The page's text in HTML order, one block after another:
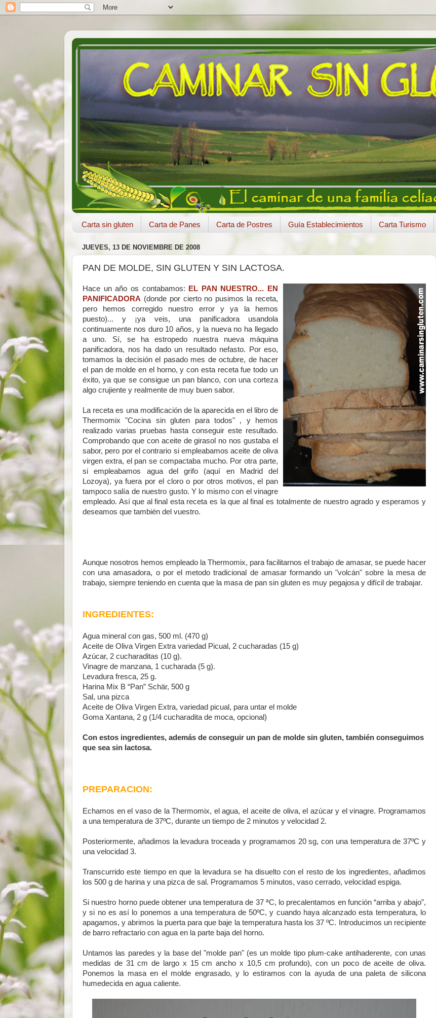
Carta sin gluten Carta de Panes Carta de Postres Guía Establecimientos Carta Turismo
JUEVES, 13 DE NOVIEMBRE DE 2008
PAN DE MOLDE, SIN GLUTEN Y SIN LACTOSA.
Hace un año os contabamos:
EL PAN NUESTRO... EN
PANIFICADORA (donde por cierto no pusimos la receta,
pero hemos corregido nuestro error y ya la hemos
puesto)... y ¡ya veis, una panificadora usandola
continuamente nos duro 10 años, y la nueva no ha llegado
a uno. Sí, se ha estropedo nuestra nueva máquina
panificadora, nos ha dado un resultado nefasto. Por eso,
tomamos la decisión el pasado mes de octubre, de hacer
el pan de molde en el horno, y con esta receta fue todo un
éxito, ya que se consigue un pan blanco, con una corteza
algo crujiente y realmente de muy buen sabor.
La receta es una modificación de la aparecida en el libro de
Thermomix "Cocina sin gluten para todos" , y hemos
realizado varias pruebas hasta conseguir este resultado.
Comprobando que con aceite de girasol no nos gustaba el
sabor, pero por el contrario si empleabamos aceite de oliva
virgen extra, el pan se compactaba mucho. Por otra parte,
si empleabamos agua del grifo (aquí en Madrid del
Lozoya), ya fuera por el cloro o por otros motivos, el pan
tampoco salía de nuestro gusto. Y lo mismo con el vinagre
empleado. Así que al final esta receta es la que al final es totalmente de nuestro agrado y esperamos y
deseamos que también del vuestro.
Aunque nosotros hemos empleado la Thermomix, para facilitarnos el trabajo de amasar, se puede hacer
con una amasadora, o por el metodo tradicional de amasar formando un "volcán" sobre la mesa de
trabajo, siempre teniendo en cuenta que la masa de pan sin gluten es muy pegajosa y difícil de trabajar.
INGREDIENTES:
Agua mineral con gas, 500 ml. (470 g)
Aceite de Oliva Virgen Extra variedad Picual, 2 cucharadas (15 g)
Azúcar, 2 cucharaditas (10 g).
Vinagre de manzana, 1 cucharada (5 g).
Levadura fresca, 25 g.
Harina Mix B “Pan” Schär, 500 g
Sal, una pizca
Aceite de Oliva Virgen Extra, variedad picual, para untar el molde
Goma Xantana, 2 g (1/4 cucharadita de moca, opcional)
Con estos ingredientes, además de conseguir un pan de molde sin gluten, también conseguimos
que sea sin lactosa.
PREPARACION:
Echamos en el vaso de la Thermomix, el agua, el aceite de oliva, el azúcar y el vinagre. Programamos
a una temperatura de 37ºC, durante un tiempo de 2 minutos y velocidad 2.
Posteriormente, añadimos la levadura troceada y programamos 20 sg, con una temperatura de 37ºC y
una velocidad 3.
Transcurrido este tiempo en que la levadura se ha disuelto con el resto de los ingredientes, añadimos
los 500 g de harina y una pizca de sal. Programamos 5 minutos, vaso cerrado, velocidad espiga.
Si nuestro horno puede obtener una temperatura de 37 ªC, lo precalentamos en función “arriba y abajo”,
y si no es así lo ponemos a una temperatura de 50ºC, y cuando haya alcanzado esta temperatura, lo
apagamos, y abrimos la puerta para que baje la temperatura hasta los 37 ºC. Introducimos un recipiente
de barro refractario con agua en la parte baja del horno.
Untamos las paredes y la base del "molde pan" (es un molde tipo plum-cake antihaderente, con unas
medidas de 31 cm de largo x 15 cm ancho x 10,5 cm profundo), con un poco de aceite de oliva.
Ponemos la masa en el molde engrasado, y lo estiramos con la ayuda de una paleta de silicona
humedecida en agua caliente.